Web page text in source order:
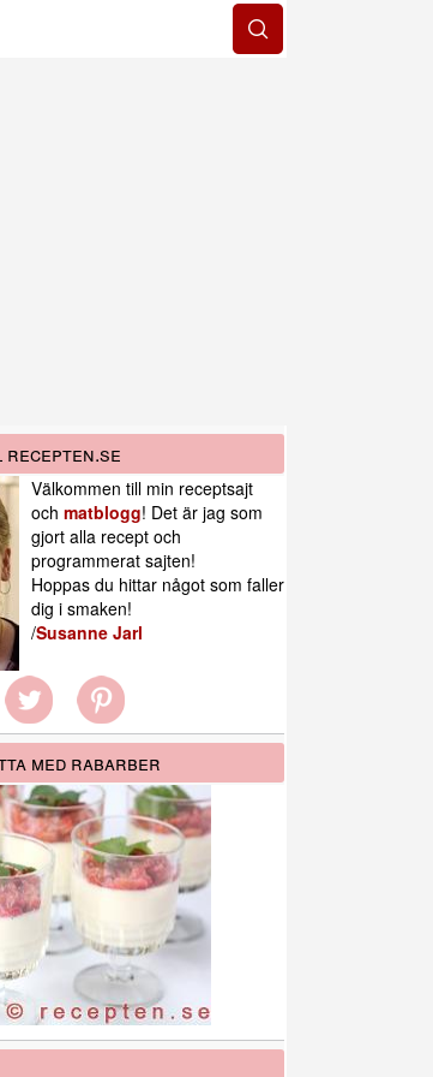
recepten.se
Välkommen till min receptsajt
och matblogg! Det är jag som
gjort alla recept och
programmerat sajten!
Hoppas du hittar något som faller
dig i smaken!
/Susanne Jarl
med rabarber